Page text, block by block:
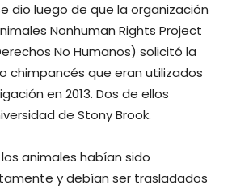
dio luego de que la organización
Nonhuman Rights Project
No Humanos) solicitó la
chimpancés que eran utilizados
en 2013. Dos de ellos
de Stony Brook.
animales habían sido
y debían ser trasladados